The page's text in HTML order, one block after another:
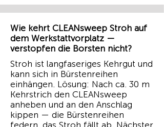
Wie kehrt CLEANsweep Stroh auf
dem Werkstattvorplatz —
verstopfen die Borsten nicht?
Stroh ist langfaseriges Kehrgut und
kann sich in Bürstenreihen
einhängen. Lösung: Nach ca. 30 m
Kehrstrich den CLEANsweep
anheben und an den Anschlag
kippen — die Bürstenreihen
federn, das Stroh fällt ab. Nächster